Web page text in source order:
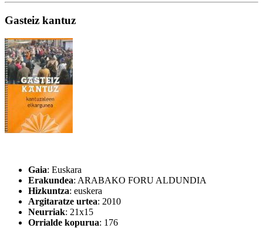
Gasteiz kantuz
Gaia: Euskara
Erakundea: ARABAKO FORU ALDUNDIA
Hizkuntza: euskera
Argitaratze urtea: 2010
Neurriak: 21x15
Orrialde kopurua: 176